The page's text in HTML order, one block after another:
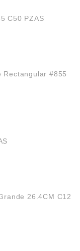
C50 PZAS
Rectangular #855
26.4CM C12